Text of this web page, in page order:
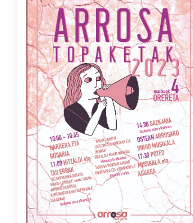
Azaroak 6 Iurretan Arrosa
sarearen IX. topaketak
2021/10/04
Berria egunkarian
elkarrizketa Arrosaren 20
urteez
2021/07/06
Arrosaren laburpen bideoa
Hamaika Telebistaren
2021/06/30